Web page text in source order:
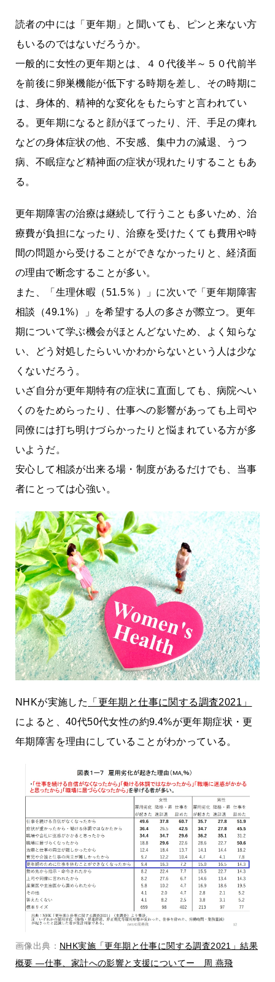
読者の中には「更年期」と聞いても、ピンと来ない方
もいるのではないだろうか。
一般的に女性の更年期とは、４０代後半～５０代前半
を前後に卵巣機能が低下する時期を差し、その時期に
は、身体的、精神的な変化をもたらすと言われてい
る。更年期になると顔がほてったり、汗、手足の痺れ
などの身体症状の他、不安感、集中力の減退、うつ
病、不眠症など精神面の症状が現れたりすることもあ
る。
更年期障害の治療は継続して行うことも多いため、治
療費が負担になったり、治療を受けたくても費用や時
間の問題から受けることができなかったりと、経済面
の理由で断念することが多い。
また、「生理休暇（51.5％）」に次いで「更年期障害
相談（49.1%）」を希望する人の多さが際立つ。更年
期について学ぶ機会がほとんどないため、よく知らな
い、どう対処したらいいかわからないという人は少な
くないだろう。
いざ自分が更年期特有の症状に直面しても、病院へい
くのをためらったり、仕事への影響があっても上司や
同僚には打ち明けづらかったりと悩まれている方が多
いようだ。
安心して相談が出来る場・制度があるだけでも、当事
者にとっては心強い。
NHKが実施した
「更年期と仕事に関する調査2021」
によると、40代50代女性の約9.4%が更年期症状・更
年期障害を理由にしていることがわかっている。
画像出典： NHK実施「更年期と仕事に関する調査2021」結果
概要 ―仕事、家計への影響と支援についてー 周 燕飛